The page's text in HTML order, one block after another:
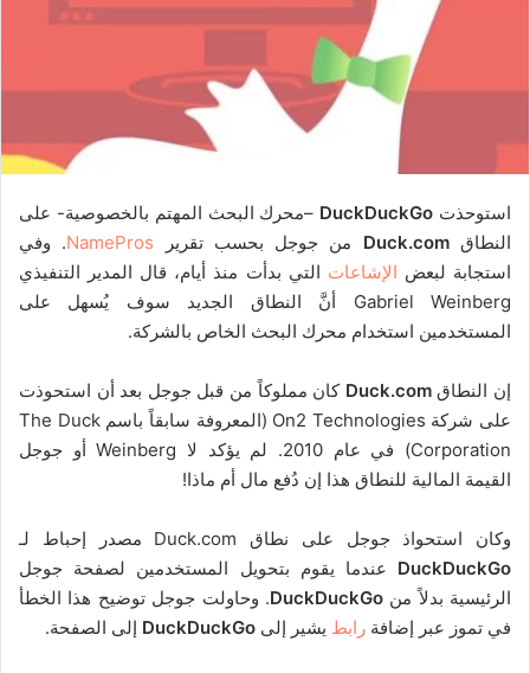
استوحذت DuckDuckGo –محرك البحث المهتم بالخصوصية- على
النطاقDuck.com من جوجل بحسب تقرير NamePros. وفي
استجابة لبعض الإشاعات التي بدأت منذ أيام، قال المدير التنفيذي
Gabriel Weinberg أنَّ النطاق الجديد سوف يُسهل على
المستخدمين استخدام محرك البحث الخاص بالشركة.
إن النطاقDuck.com كان مملوكاً من قبل جوجل بعد أن استحوذت
على شركة On2 Technologies (المعروفة سابقاً باسم The Duck
Corporation) في عام 2010. لم يؤكد لا Weinberg أو جوجل
القيمة المالية للنطاق هذا إن دُفع مال أم ماذا!
وكان استحواذ جوجل على نطاق Duck.com مصدر إحباط لـ
DuckDuckGo عندما يقوم بتحويل المستخدمين لصفحة جوجل
الرئيسية بدلاً منDuckDuckGo. وحاولت جوجل توضيح هذا الخطأ
في تموز عبر إضافة رابط يشير إلى DuckDuckGo إلى الصفحة.